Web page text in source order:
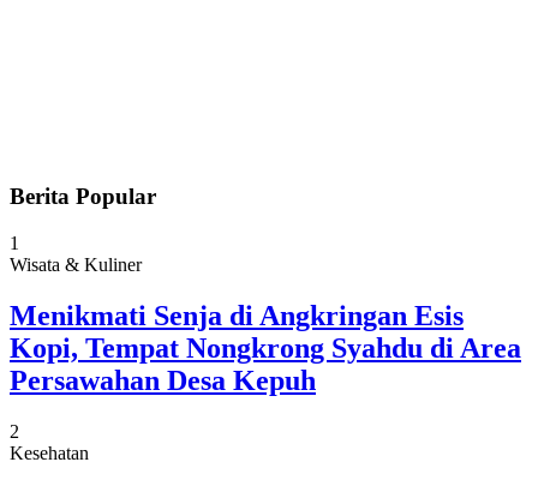
Berita Popular
1
Wisata & Kuliner
Menikmati Senja di Angkringan Esis
Kopi, Tempat Nongkrong Syahdu di Area
Persawahan Desa Kepuh
2
Kesehatan